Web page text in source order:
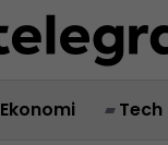
Ekonomi Tech